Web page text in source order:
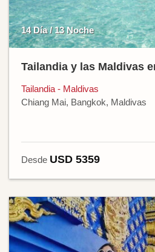
14 Día / 13 Noche
Tailandia y las Maldivas
Tailandia - Maldivas
Chiang Mai, Bangkok, Maldivas
Desde USD 5359